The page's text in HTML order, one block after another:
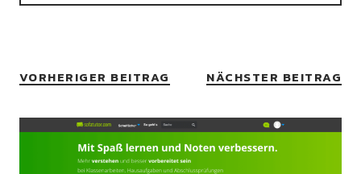
VORHERIGER BEITRAG NÄCHSTER BEITRAG